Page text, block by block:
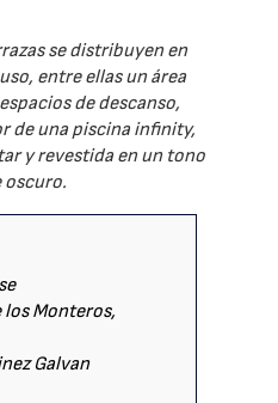
se distribuyen en
entre ellas un área
de descanso,
de una piscina infinity,
y revestida en un tono
oscuro.
los Monteros,
Galvan